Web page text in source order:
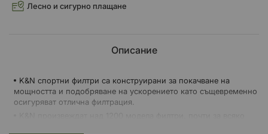
Лесно и сигурно плащане
Описание
K&N спортни филтри са конструирани за покачване на
мощността и подобряване на ускорението като същевременно
осигуряват отлична филтрация.